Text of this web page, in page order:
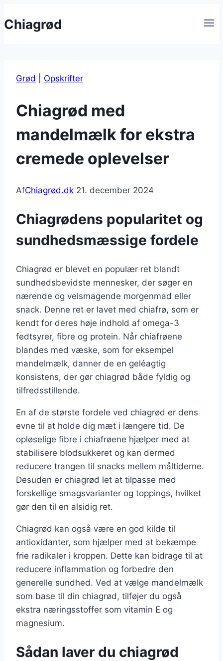
til
Chiagrød
Grød Opskrifter
Chiagrød med
mandelmælk for ekstra
cremede oplevelser
AfChiagrød.dk 21. december 2024
Chiagrødens popularitet og
sundhedsmæssige fordele
Chiagrød er blevet en populær ret blandt
sundhedsbevidste mennesker, der søger en
nærende og velsmagende morgenmad eller
snack. Denne ret er lavet med chiafrø, som er
kendt for deres høje indhold af omega-3
fedtsyrer, fibre og protein. Når chiafrøene
blandes med væske, som for eksempel
mandelmælk, danner de en geléagtig
konsistens, der gør chiagrød både fyldig og
tilfredsstillende.
En af de største fordele ved chiagrød er dens
evne til at holde dig mæt i længere tid. De
opløselige fibre i chiafrøene hjælper med at
stabilisere blodsukkeret og kan dermed
reducere trangen til snacks mellem måltiderne.
Desuden er chiagrød let at tilpasse med
forskellige smagsvarianter og toppings, hvilket
gør den til en alsidig ret.
Chiagrød kan også være en god kilde til
antioxidanter, som hjælper med at bekæmpe
frie radikaler i kroppen. Dette kan bidrage til at
reducere inflammation og forbedre den
generelle sundhed. Ved at vælge mandelmælk
som base til din chiagrød, tilføjer du også
ekstra næringsstoffer som vitamin E og
magnesium.
Sådan laver du chiagrød